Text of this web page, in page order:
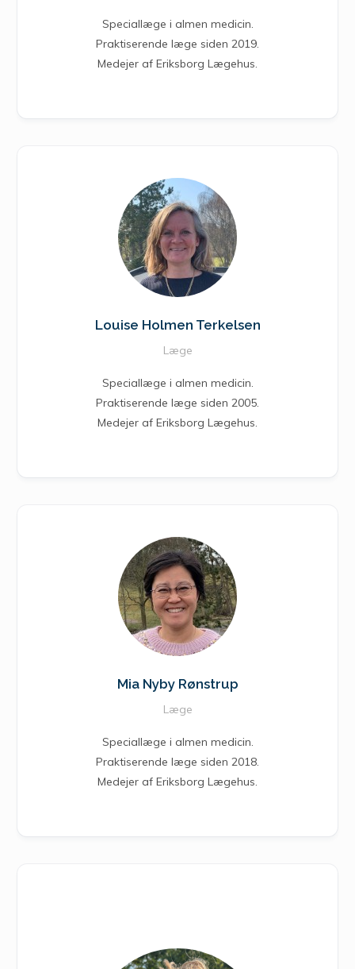
Speciallæge i almen medicin.
Praktiserende læge siden 2019.
Medejer af Eriksborg Lægehus.
Louise Holmen Terkelsen
Læge
Speciallæge i almen medicin.
Praktiserende læge siden 2005.
Medejer af Eriksborg Lægehus.
Mia Nyby Rønstrup
Læge
Speciallæge i almen medicin.
Praktiserende læge siden 2018.
Medejer af Eriksborg Lægehus.